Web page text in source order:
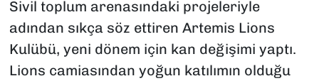
Sivil toplum arenasındaki projeleriyle
adından sıkça söz ettiren Artemis Lions
Kulübü, yeni dönem için kan değişimi yaptı.
Lions camiasından yoğun katılımın olduğu